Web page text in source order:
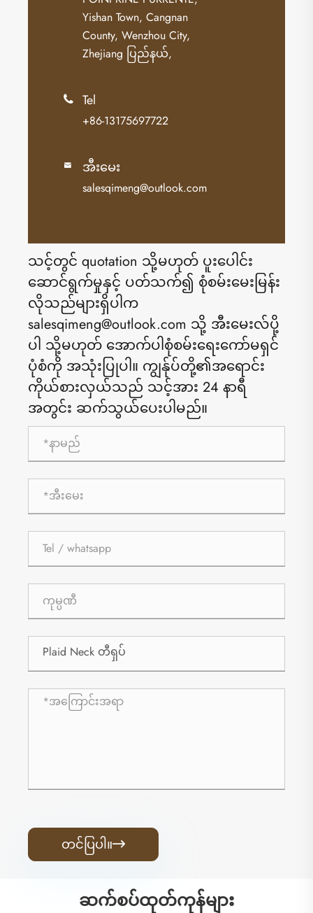
Yishan Town, Cangnan
County, Wenzhou City,
Zhejiang ပြည်နယ်,
 Tel
+86-13175697722
 အီးမေး
salesqimeng@outlook.com
သင့်တွင် quotation သို့မဟုတ် ပူးပေါင်း
ဆောင်ရွက်မှုနှင့် ပတ်သက်၍ စုံစမ်းမေးမြန်း
လိုသည်များရှိပါက
salesqimeng@outlook.com သို့ အီးမေးလ်ပို့
ပါ သို့မဟုတ် အောက်ပါစုံစမ်းရေးကော်မရှင်
ပုံစံကို အသုံးပြုပါ။ ကျွန်ုပ်တို့၏အရောင်း
ကိုယ်စားလှယ်သည် သင့်အား 24 နာရီ
အတွင်း ဆက်သွယ်ပေးပါမည်။
တင်ပြပါ။
ဆက်စပ်ထုတ်ကုန်များ